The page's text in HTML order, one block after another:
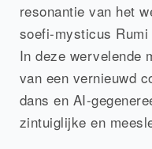
resonantie van het
soefi-mysticus
In deze wervelende
van een vernieuwd
dans en AI-
zintuiglijke en